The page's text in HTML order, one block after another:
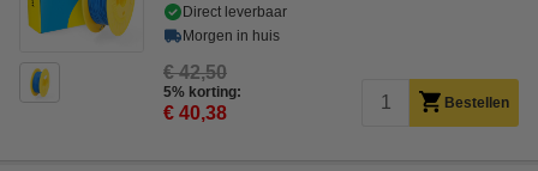
Direct leverbaar
Morgen in huis
€ 42,50
5% korting:
€ 40,38 Bestellen